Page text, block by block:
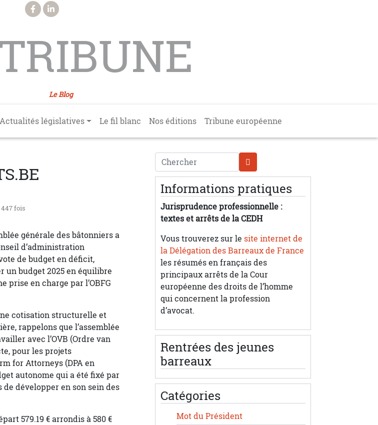
Le Blog
Actualités législatives Le fil blanc Nos éditions Tribune européenne
fois
générale des bâtonniers a
d’administration
de budget en déficit,
un budget 2025 en équilibre
prise en charge par l’OBFG
cotisation structurelle et
rappelons que l’assemblée
avec l’OVB (Ordre van
pour les projets
for Attorneys (DPA en
autonome qui a été fixé par
de développer en son sein des
579.19 € arrondis à 580 €
Chercher
Informations pratiques
Jurisprudence professionnelle :
textes et arrêts de la CEDH
Vous trouverez sur le site internet de
la Délégation des Barreaux de France
les résumés en français des
principaux arrêts de la Cour
européenne des droits de l’homme
qui concernent la profession
d’avocat.
Rentrées des jeunes
barreaux
Catégories
Mot du Président